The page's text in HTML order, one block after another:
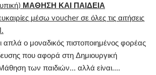
ΜΑΘΗΣΗ ΚΑΙ ΠΑΙΔΕΙΑ
μέσω voucher σε όλες τις αιτήσεις
απλά ο μοναδικός πιστοποιημένος φορέας
που αφορά στη Δημιουργική
των παιδιών… αλλά είναι….